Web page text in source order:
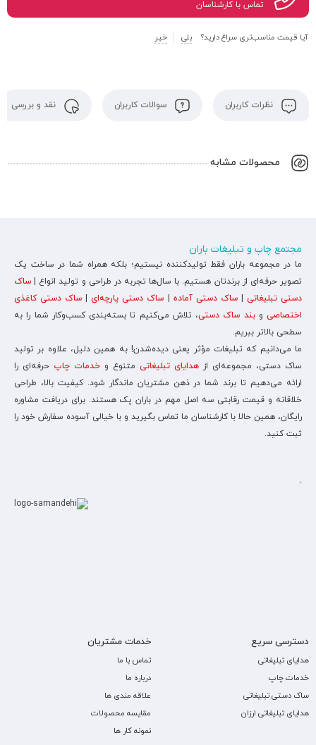
تماس با کارشناسان
آیا قیمت مناسب‌تری سراغ دارید؟ بلی خیر
نظرات کاربران سوالات کاربران نقد و بررسی
محصولات مشابه
مجتمع چاپ و تبلیغات باران
ما در مجموعه باران فقط تولیدکننده نیستیم؛ بلکه همراه شما در ساخت یک
تصویر حرفه‌ای از برندتان هستیم. با سال‌ها تجربه در طراحی و تولید انواع | ساک
دستی تبلیغاتی |ساک دستی آماده | ساک دستی پارچه‌ای| ساک دستی کاغذی
اختصاصی وبند ساک دستی، تلاش می‌کنیم تا بسته‌بندی کسب‌وکار شما را به
سطحی بالاتر ببریم.
ما می‌دانیم که تبلیغات مؤثر یعنی دیده‌شدن! به همین دلیل، علاوه بر تولید
ساک دستی، مجموعه‌ای از هدایای تبلیغاتی متنوع و خدمات چاپ حرفه‌ای را
ارائه می‌دهیم تا برند شما در ذهن مشتریان ماندگار شود. کیفیت بالا، طراحی
خلاقانه و قیمت رقابتی سه اصل مهم در باران پک هستند. برای دریافت مشاوره
رایگان، همین حالا با کارشناسان ما تماس بگیرید و با خیالی آسوده سفارش خود را
ثبت کنید.
دسترسی سریع
هدایای تبلیغاتی
خدمات چاپ
ساک دستی تبلیغاتی
هدایای تبلیغاتی ارزان
خدمات مشتریان
تماس با ما
درباره ما
علاقه مندی ها
مقایسه محصولات
نمونه کار ها